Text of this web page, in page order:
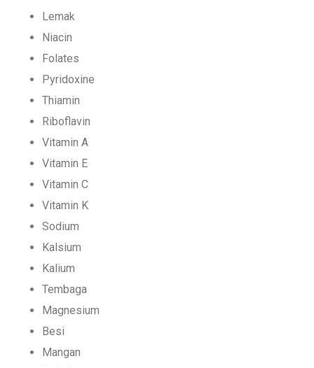
Lemak
Niacin
Folates
Pyridoxine
Thiamin
Riboflavin
Vitamin A
Vitamin E
Vitamin C
Vitamin K
Sodium
Kalsium
Kalium
Tembaga
Magnesium
Besi
Mangan